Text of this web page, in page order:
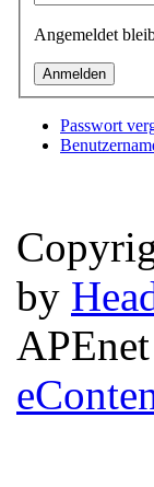
Angemeldet
Passwort
by